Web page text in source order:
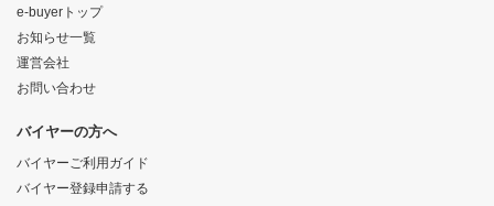
e-buyerトップ
お知らせ一覧
運営会社
お問い合わせ
バイヤーの方へ
バイヤーご利用ガイド
バイヤー登録申請する